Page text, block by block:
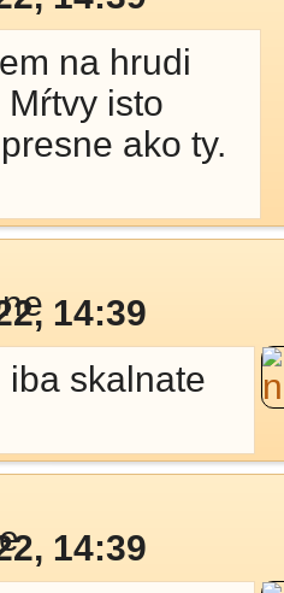
na hrudi
isto
ako ty.
14:39
iba skalnate
14:39